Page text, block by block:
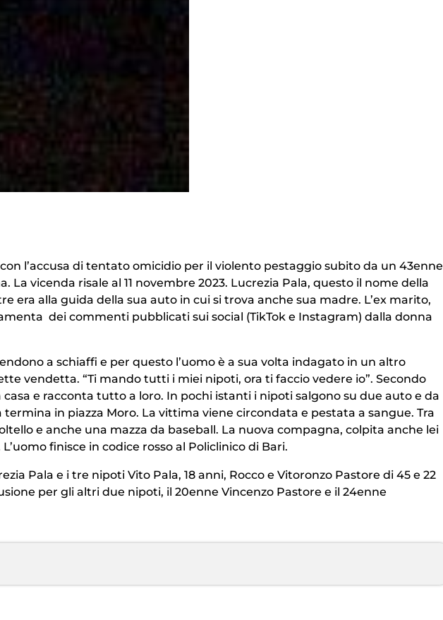
l’accusa di tentato omicidio per il violento pestaggio subito da un 43enne
La vicenda risale al 11 novembre 2023. Lucrezia Pala, questo il nome della
era alla guida della sua auto in cui si trova anche sua madre. L’ex marito,
dei commenti pubblicati sui social (TikTok e Instagram) dalla donna
a schiaffi e per questo l’uomo è a sua volta indagato in un altro
vendetta. “Ti mando tutti i miei nipoti, ora ti faccio vedere io”. Secondo
e racconta tutto a loro. In pochi istanti i nipoti salgono su due auto e da
termina in piazza Moro. La vittima viene circondata e pestata a sangue. Tra
e anche una mazza da baseball. La nuova compagna, colpita anche lei
finisce in codice rosso al Policlinico di Bari.
Pala e i tre nipoti Vito Pala, 18 anni, Rocco e Vitoronzo Pastore di 45 e 22
per gli altri due nipoti, il 20enne Vincenzo Pastore e il 24enne